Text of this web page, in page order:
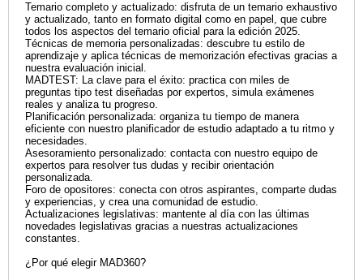
Temario completo y actualizado: disfruta de un temario exhaustivo
y actualizado, tanto en formato digital como en papel, que cubre
todos los aspectos del temario oficial para la edición 2025.
Técnicas de memoria personalizadas: descubre tu estilo de
aprendizaje y aplica técnicas de memorización efectivas gracias a
nuestra evaluación inicial.
MADTEST: La clave para el éxito: practica con miles de
preguntas tipo test diseñadas por expertos, simula exámenes
reales y analiza tu progreso.
Planificación personalizada: organiza tu tiempo de manera
eficiente con nuestro planificador de estudio adaptado a tu ritmo y
necesidades.
Asesoramiento personalizado: contacta con nuestro equipo de
expertos para resolver tus dudas y recibir orientación
personalizada.
Foro de opositores: conecta con otros aspirantes, comparte dudas
y experiencias, y crea una comunidad de estudio.
Actualizaciones legislativas: mantente al día con las últimas
novedades legislativas gracias a nuestras actualizaciones
constantes.
¿Por qué elegir MAD360?